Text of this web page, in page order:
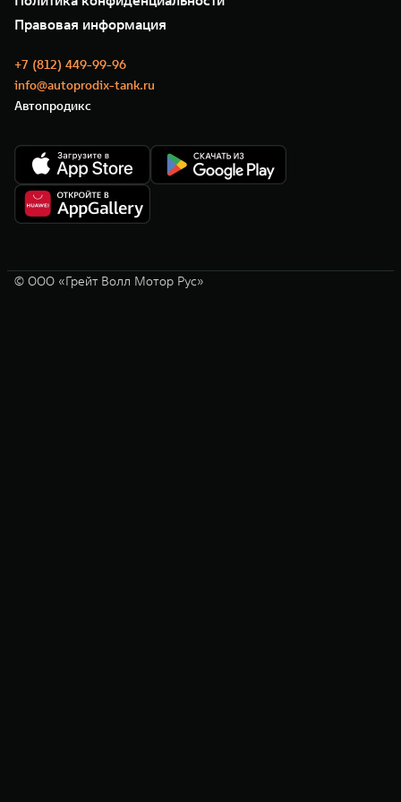
Нулевое ТО
Моторные масла
GWM ТЕХ ДЕНЬ
Новости
Правовая информация
+7 (812) 449-99-96
info@autoprodix-tank.ru
Автопродикс
© ООО «Грейт Волл Мотор Рус»